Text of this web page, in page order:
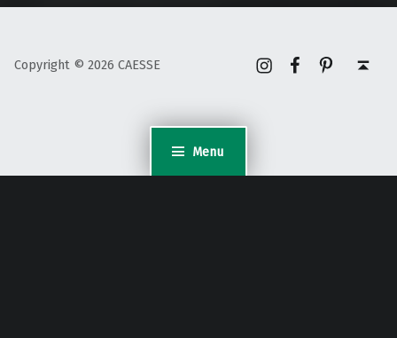
Menu
Copyright © 2026 CAESSE